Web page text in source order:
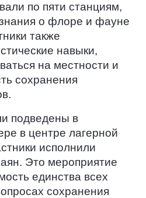
по пяти станциям,
о флоре и фауне
также
навыки,
на местности и
сохранения
подведены в
в центре лагерной
исполнили
Это мероприятие
единства всех
сохранения